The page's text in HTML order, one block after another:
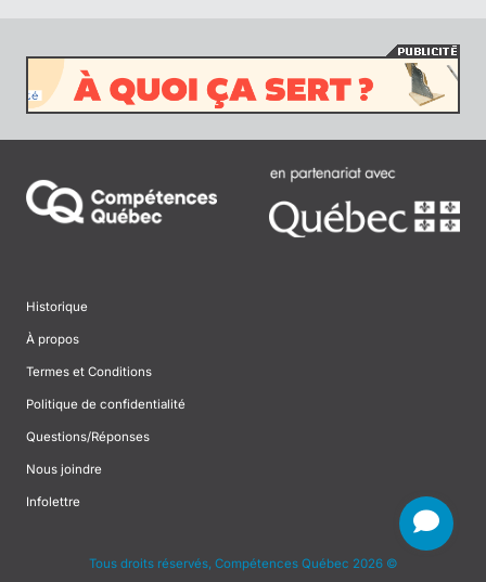
Historique
À propos
Termes et Conditions
Politique de confidentialité
Questions/Réponses
Nous joindre
Infolettre
Tous droits réservés, Compétences Québec 2026 ©